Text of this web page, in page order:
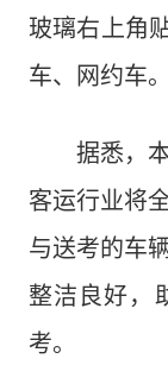
玻璃右上角
车、网约车。
据悉，本
客运行业将
与送考的车
整洁良好，
考。